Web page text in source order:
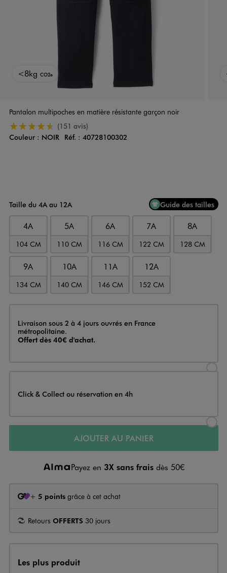
<8kg CO2e
Pantalon multipoches en matière résistante garçon noir
4.5/5 de moyenne
(151 avis)
Couleur
Couleur : NOIR Réf. : 40728100302
Taille du 4A au 12A Guide des tailles
4A
104 CM
5A
110 CM
6A
116 CM
7A
122 CM
8A
128 CM
9A
134 CM
10A
140 CM
11A
146 CM
12A
152 CM
Livraison
Livraison sous 2 à 4 jours ouvrés en France
métropolitaine.
Offert dès 40€ d'achat.
Click & Collect ou réservation en 4h
AJOUTER AU PANIER
Payez en 3X sans frais dès 50€
+ 5 points grâce à cet achat
Retours OFFERTS 30 jours
Les plus produit